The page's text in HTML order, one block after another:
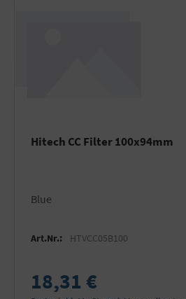
Hitech CC Filter 100x94mm
Blue
Art.Nr.: HTVCC05B100
18,31 €